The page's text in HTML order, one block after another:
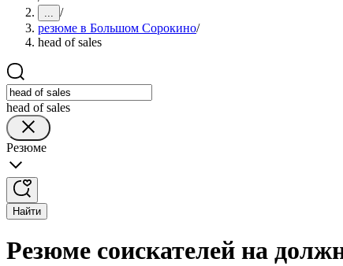
... /
резюме в Большом Сорокино/
head of sales
head of sales
Резюме
Найти
Резюме соискателей на